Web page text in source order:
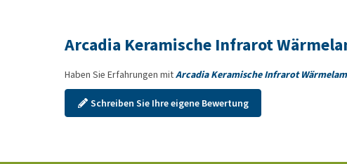
Arcadia Keramische Infrarot
Haben Sie Erfahrungen mitArcadia Keramische Infrarot
Schreiben Sie Ihre eigene Bewertung